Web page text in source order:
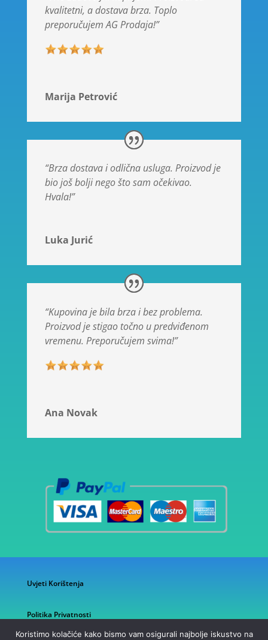
kvalitetni, a dostava brza. Toplo
preporučujem AG Prodaja!”
Marija Petrović
“Brza dostava i odlična usluga. Proizvod je
bio još bolji nego što sam očekivao.
Hvala!”
Luka Jurić
“Kupovina je bila brza i bez problema.
Proizvod je stigao točno u predviđenom
vremenu. Preporučujem svima!”
Ana Novak
Uvjeti Korištenja
Politika Privatnosti
Koristimo kolačiće kako bismo vam osigurali najbolje iskustvo na